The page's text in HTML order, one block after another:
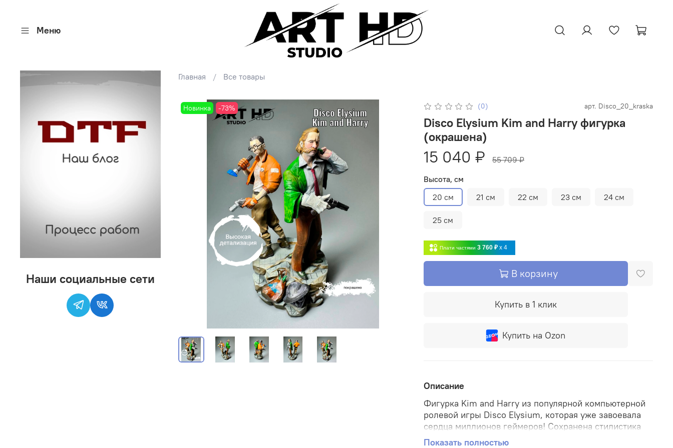
Меню
Главная Все товары
Новинка -73% (0) арт. Disco_20_kraska
Disco Elysium Kim and Harry фигурка
(окрашена)
15 040 ₽
55 709 ₽
Высота, см
20 см
21 см 22 см 23 см 24 см
25 см
Плати частями 3 760 ₽ x 4
В корзину
Купить в 1 клик
Купить на Ozon
Описание
Фигурка Kim and Harry из популярной компьютерной
ролевой игры Disco Elysium, которая уже завоевала
сердца миллионов геймеров! Сохранена стилистика
игры.
Показать полностью
Наши социальные сети